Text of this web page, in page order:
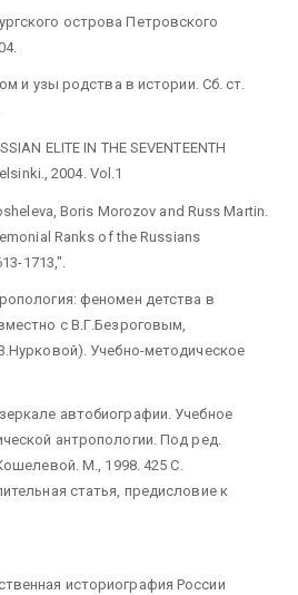
острова Петровского
и узы родства в истории. Сб. ст.
ELITE IN THE SEVENTEENTH
2004. Vol.1
Boris Morozov and Russ Martin.
Ranks of the Russians
1713,".
феномен детства в
с В.Г.Безроговым,
Учебно-методическое
автобиографии. Учебное
антропологии. Под ред.
М., 1998. 425 С.
статья, предисловие к
историография России